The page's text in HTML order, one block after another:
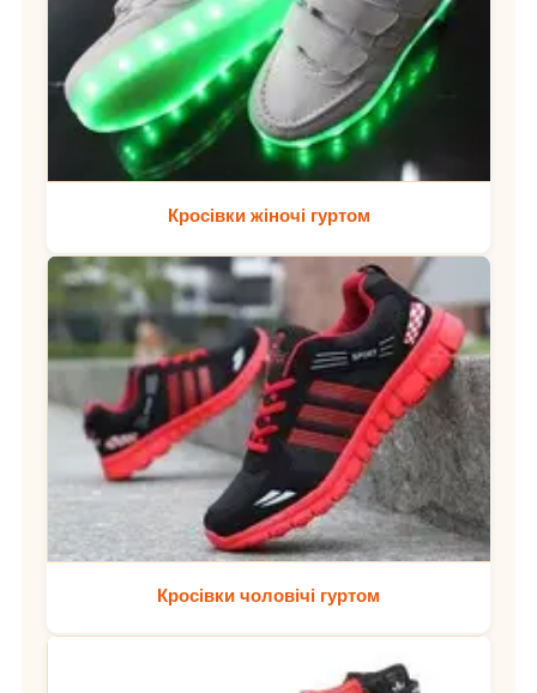
Кросівки жіночі гуртом
Кросівки чоловічі гуртом